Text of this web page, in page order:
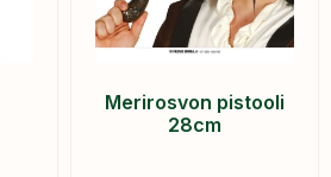
Merirosvon pistooli
28cm